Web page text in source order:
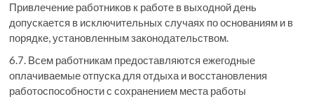
Привлечение работников к работе в выходной день
допускается в исключительных случаях по основаниям и в
порядке, установленным законодательством.
6.7. Всем работникам предоставляются ежегодные
оплачиваемые отпуска для отдыха и восстановления
работоспособности с сохранением места работы